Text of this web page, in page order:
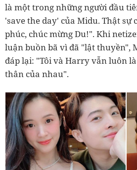
là một trong những người đầu
'save the day' của Midu. Thật
phúc, chúc mừng Du!". Khi
luận buồn bã vì đã "lật thuyền",
đáp lại: "Tôi và Harry vẫn luôn
thân của nhau".